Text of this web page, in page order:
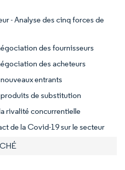
- Analyse des cinq forces de
des fournisseurs
des acheteurs
entrants
de substitution
rivalité concurrentielle
de la Covid-19 sur le secteur